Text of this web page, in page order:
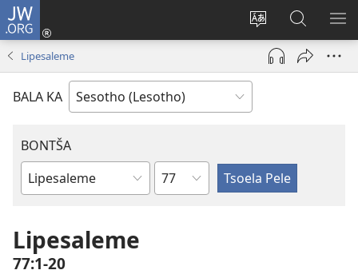
JW.ORG
Fetola
puo
Kena
(opens
window)
Batla
JW.ORG/
Lipesaleme
BALA KA
BONTŠA
Buka
Bibele
KHaolo
Lipesaleme
77:1-20